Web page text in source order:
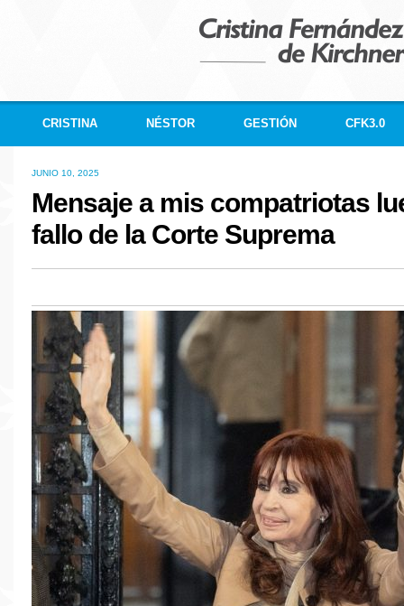
CRISTINA NÉSTOR GESTIÓN CFK3.0
JUNIO 10, 2025
Mensaje a mis compatriotas
fallo de la Corte Suprema